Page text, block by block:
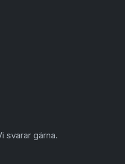
svarar gärna.